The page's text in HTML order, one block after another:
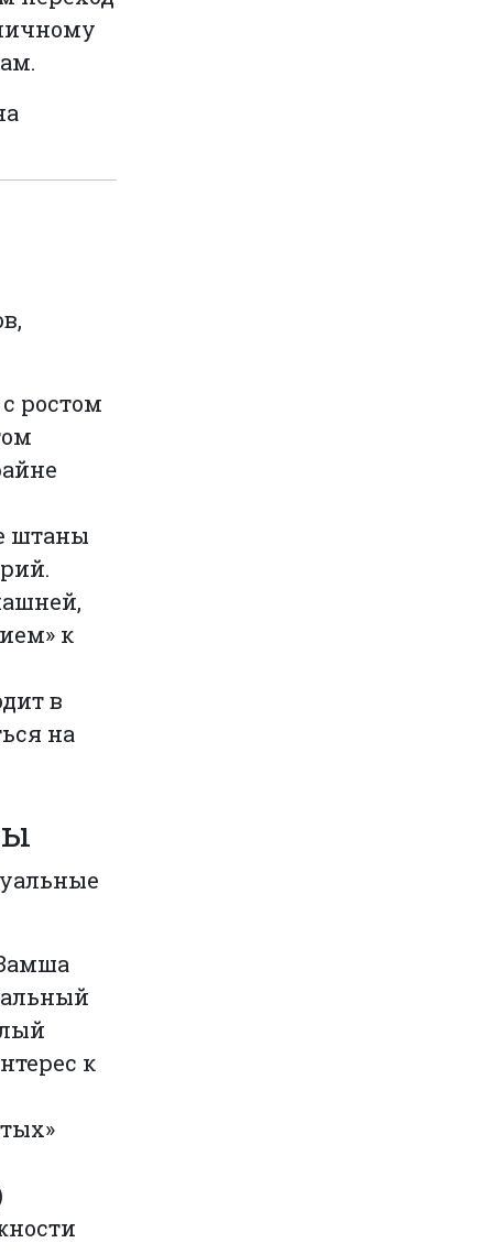
ростом
штаны
к
в
на
к